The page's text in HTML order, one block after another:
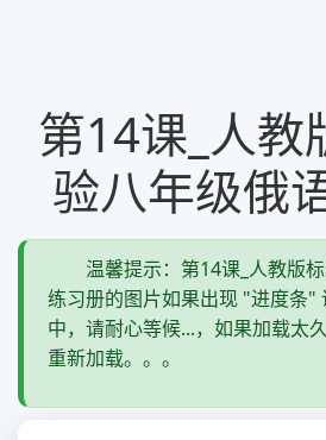
第14课_人教
验八年级俄
温馨提示：第14课_人教版
练习册的图片如果出现 "进度条"
中，请耐心等候...，如果加载太
重新加载。。。